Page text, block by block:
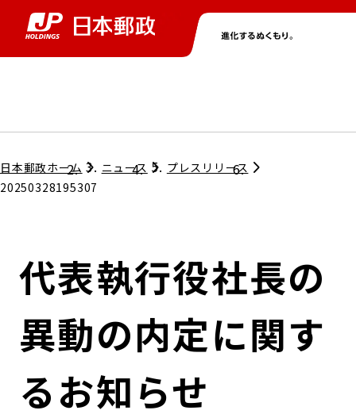
グループ情報トップ
コンプライアンス
ガバナンス
株主・投資家情報トップ
個人投資家のみなさまへ
株式情報
ニューストップ
サステナビリティトップ
担当役員メッセージ
サステナビリティマネジメント
採用情報トップ
日本郵政ホーム ニュース
プレスリリース
20250328195307
代表執行役社長の
異動の内定に関す
るお知らせ